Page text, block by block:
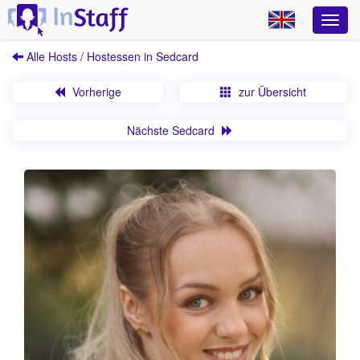
Alle Hosts / Hostessen in Sedcard
Vorherige zur Übersicht
Nächste Sedcard